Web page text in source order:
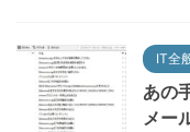
IT全
あの
メー